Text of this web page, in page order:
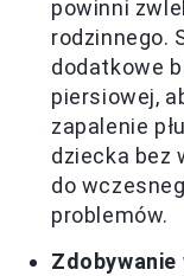
powinni
rodzinnego.
dodatkowe
piersiowej,
zapalenie
dziecka bez
do
problemów.
Zdobywanie